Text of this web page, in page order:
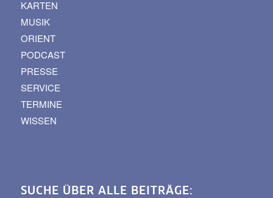
KARTEN
MUSIK
ORIENT
PODCAST
PRESSE
SERVICE
TERMINE
WISSEN
SUCHE ÜBER ALLE BEITRÄGE: